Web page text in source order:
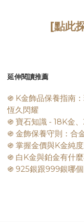
[點此
延伸閱讀推薦
֍ K金飾品保養指南
恆久閃耀
֍ 寶石知識 - 18K金
֍ 金飾保養守則：合
֍ 掌握金價與K金純
֍ 白K金與鉑金有什麼
֍ 925銀跟999銀哪個